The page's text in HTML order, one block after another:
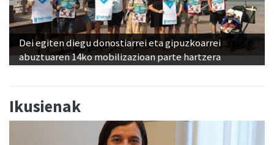
Dei egiten diegu donostiarrei eta gipuzkoarrei
abuztuaren 14ko mobilizazioan parte hartzera